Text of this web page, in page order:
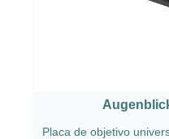
Placa de objetivo